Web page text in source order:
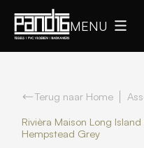
MENU
Terug naar Home
Rivièra Maison Long
Hempstead Grey